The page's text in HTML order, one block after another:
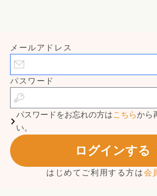
メールアドレス
パスワード
パスワードをお忘れの方はこちらから
い。
ログインする
はじめてご利用する方は会